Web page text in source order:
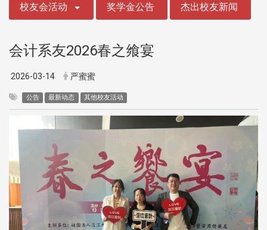
校友会活动 奖学金公告 杰出校友新闻
会计系友2026春之飨宴
2026-03-14 严蜜蜜
公告 最新动态 其他校友活动